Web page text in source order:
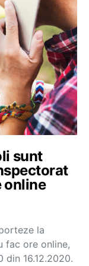
sunt
online
la
fac ore online,
16.12.2020.